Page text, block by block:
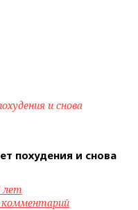
и снова
похудения и снова
лет